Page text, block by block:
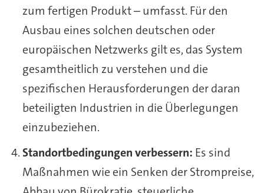
zum fertigen Produkt – umfasst. Für den
Ausbau eines solchen deutschen oder
europäischen Netzwerks gilt es, das System
gesamtheitlich zu verstehen und die
spezifischen Herausforderungen der daran
beteiligten Industrien in die Überlegungen
einzubeziehen.
Standortbedingungen verbessern: Es sind
Maßnahmen wie ein Senken der Strompreise,